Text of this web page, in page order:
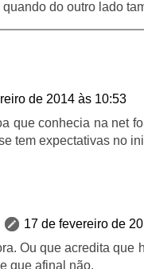
do outro lado
de 2014 às 10:53
que conhecia na net
tem expectativas no
17 de fevereiro de
Ou que acredita que
que afinal não.